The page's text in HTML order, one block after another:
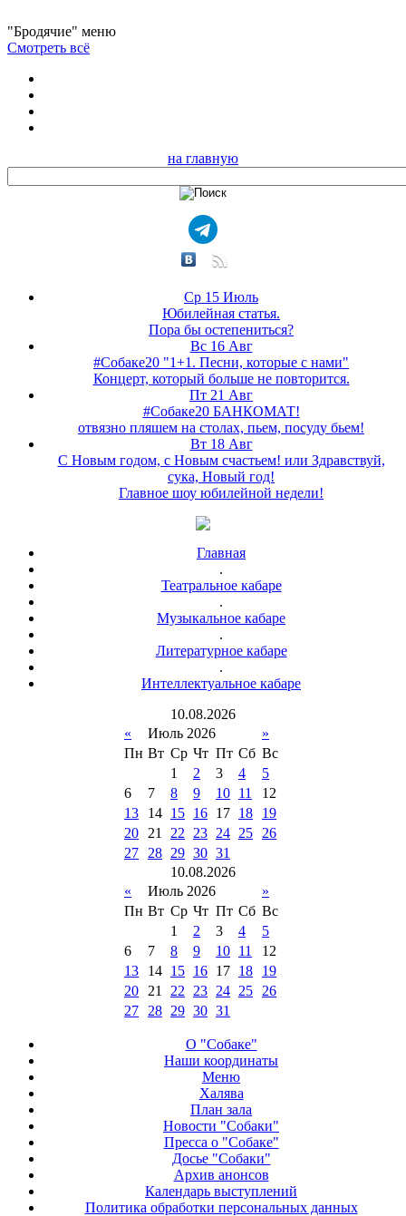
"Бродячие" меню
Смотреть всё
на главную
Ср 15 Июль
Юбилейная статья.
Пора бы остепениться?
Вс 16 Авг
#Собаке20 "1+1. Песни, которые с нами"
Концерт, который больше не повторится.
Пт 21 Авг
#Собаке20 БАНКОМАТ!
отвязно пляшем на столах, пьем, посуду бьем!
Вт 18 Авг
С Новым годом, с Новым счастьем! или Здравствуй,
сука, Новый год!
Главное шоу юбилейной недели!
Главная
.
Театральное кабаре
.
Музыкальное кабаре
.
Литературное кабаре
.
Интеллектуальное кабаре
10.08.2026
«
Июль 2026
»
Пн Вт Ср Чт Пт Сб Вс
1
2 3 4
5
6
7 8 9 10 11
12
13
14 15 16 17 18
19
20
21 22 23 24 25
26
27
28 29 30 31
10.08.2026
«
Июль 2026
»
Пн Вт Ср Чт Пт Сб Вс
1
2 3 4
5
6
7 8 9 10 11
12
13
14 15 16 17 18
19
20
21 22 23 24 25
26
27
28 29 30 31
О "Собаке"
Наши координаты
Меню
Халява
План зала
Новости "Собаки"
Пресса о "Собаке"
Досье "Собаки"
Архив анонсов
Календарь выступлений
Политика обработки персональных данных